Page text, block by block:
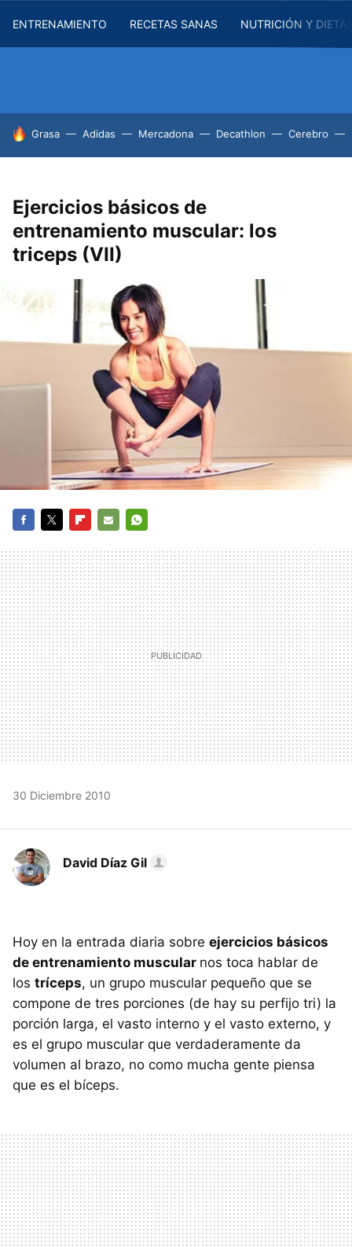
ENTRENAMIENTO RECETAS SANAS NUTRICIÓN Y
HOY SE HABLA DE
Grasa Adidas Mercadona Decathlon Cerebro
Ejercicios básicos de
entrenamiento muscular: los
triceps (VII)
MAIL
30 Diciembre 2010
David Díaz Gil
Hoy en la entrada diaria sobre ejercicios básicos
de entrenamiento muscular nos toca hablar de
los tríceps, un grupo muscular pequeño que se
compone de tres porciones (de hay su perfijo tri) la
porción larga, el vasto interno y el vasto externo, y
es el grupo muscular que verdaderamente da
volumen al brazo, no como mucha gente piensa
que es el bíceps.